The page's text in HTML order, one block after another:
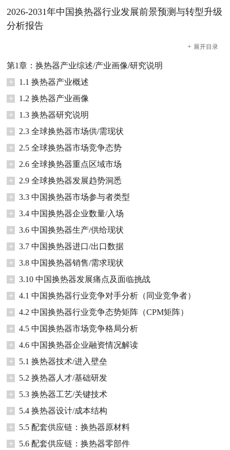
2026-2031年中国换热器行业发展前景预测与转型升级
分析报告
+ 展开目录
第1章：换热器产业综述/产业画像/研究说明
+
1.1 换热器产业概述
+
1.2 换热器产业画像
+
1.3 换热器研究说明
+
2.3 全球换热器市场供/需现状
+
2.5 全球换热器市场竞争态势
+
2.6 全球换热器重点区域市场
+
2.9 全球换热器发展趋势洞悉
+
3.3 中国换热器市场参与者类型
+
3.4 中国换热器企业数量/入场
+
3.6 中国换热器生产/供给现状
+
3.7 中国换热器进口/出口数据
+
3.8 中国换热器销售/需求现状
+
3.10 中国换热器发展痛点及面临挑战
+
4.1 中国换热器行业竞争对手分析（同业竞争者）
+
4.2 中国换热器行业竞争态势矩阵（CPM矩阵）
+
4.5 中国换热器市场竞争格局分析
+
4.6 中国换热器企业融资情况解读
+
5.1 换热器技术/进入壁垒
+
5.2 换热器人才/基础研发
+
5.3 换热器工艺/关键技术
+
5.4 换热器设计/成本结构
+
5.5 配套供应链：换热器原材料
+
5.6 配套供应链：换热器零部件